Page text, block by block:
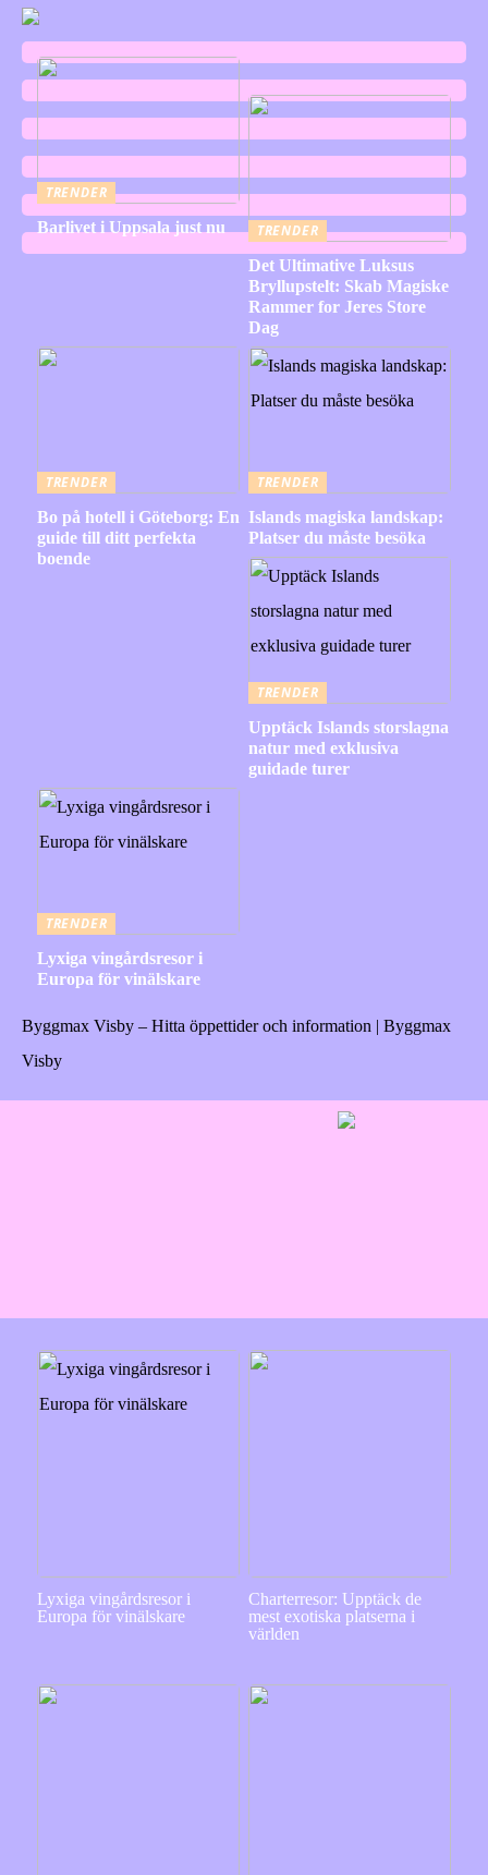
TRENDER
Barlivet i Uppsala just nu
TRENDER
Det Ultimative Luksus
Bryllupstelt: Skab Magiske
Rammer for Jeres Store
Dag
TRENDER
Bo på hotell i Göteborg: En
guide till ditt perfekta
boende
TRENDER
Islands magiska landskap:
Platser du måste besöka
TRENDER
Upptäck Islands storslagna
natur med exklusiva
guidade turer
TRENDER
Lyxiga vingårdsresor i
Europa för vinälskare
Byggmax Visby – Hitta öppettider och information | Byggmax
Visby
Lyxiga vingårdsresor i
Europa för vinälskare
Charterresor: Upptäck de
mest exotiska platserna i
världen